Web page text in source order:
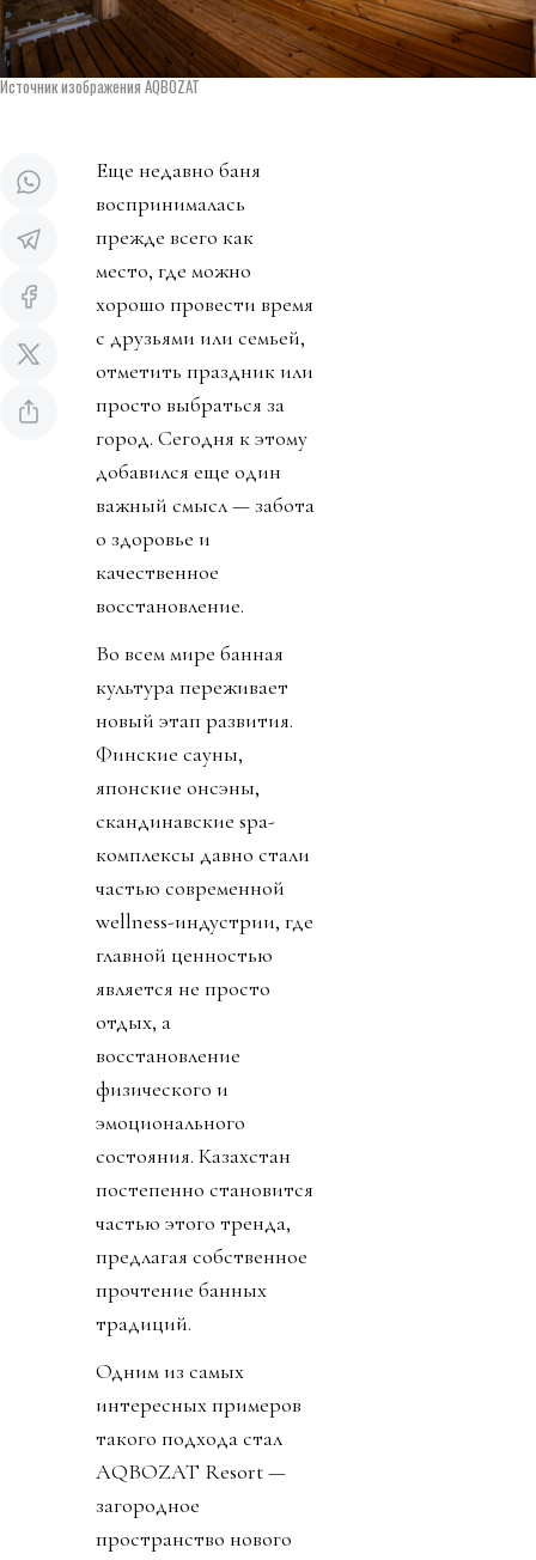
Источник изображения AQBOZAT
Еще недавно баня
воспринималась
прежде всего как
место, где можно
хорошо провести время
с друзьями или семьей,
отметить праздник или
просто выбраться за
город. Сегодня к этому
добавился еще один
важный смысл — забота
о здоровье и
качественное
восстановление.
Во всем мире банная
культура переживает
новый этап развития.
Финские сауны,
японские онсэны,
скандинавские spa-
комплексы давно стали
частью современной
wellness-индустрии, где
главной ценностью
является не просто
отдых, а
восстановление
физического и
эмоционального
состояния. Казахстан
постепенно становится
частью этого тренда,
предлагая собственное
прочтение банных
традиций.
Одним из самых
интересных примеров
такого подхода стал
AQBOZAT Resort —
загородное
пространство нового